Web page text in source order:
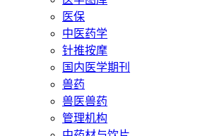
医保
中医药学
针推按摩
国内医学期刊
兽药
兽医兽药
管理机构